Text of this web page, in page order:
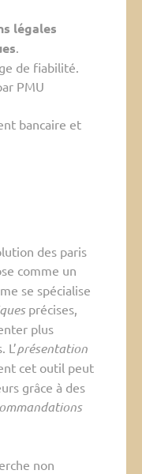
légales
.
de fiabilité.
PMU
bancaire et
des paris
comme un
se spécialise
précises,
plus
présentation
cet outil peut
grâce à des
non